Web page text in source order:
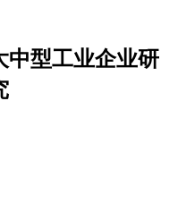
中型工业企业研